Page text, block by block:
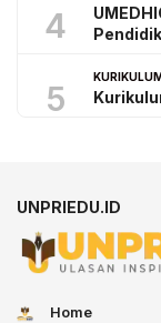
4
5
UNPRIEDU.ID
Home